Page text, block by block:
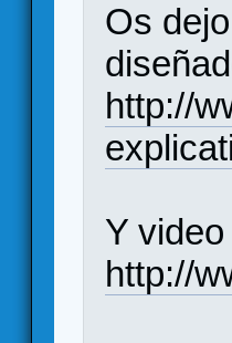
Os
http://
Y
http://